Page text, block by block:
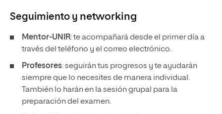
Seguimiento y networking
Mentor-UNIR: te acompañará desde el primer día a
través del teléfono y el correo electrónico.
Profesores: seguirán tus progresos y te ayudarán
siempre que lo necesites de manera individual.
También lo harán en la sesión grupal para la
preparación del examen.